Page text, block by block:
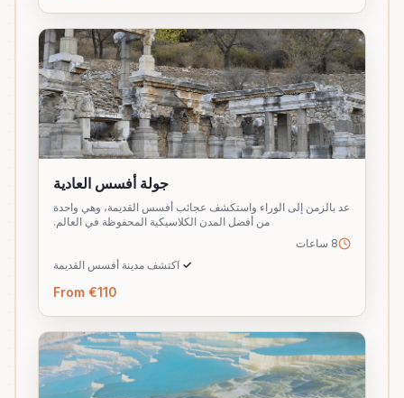
جولة أفسس العادية
عد بالزمن إلى الوراء واستكشف عجائب أفسس القديمة، وهي واحدة
من أفضل المدن الكلاسيكية المحفوظة في العالم.
8 ساعات
✓ اكتشف مدينة أفسس القديمة
From €110